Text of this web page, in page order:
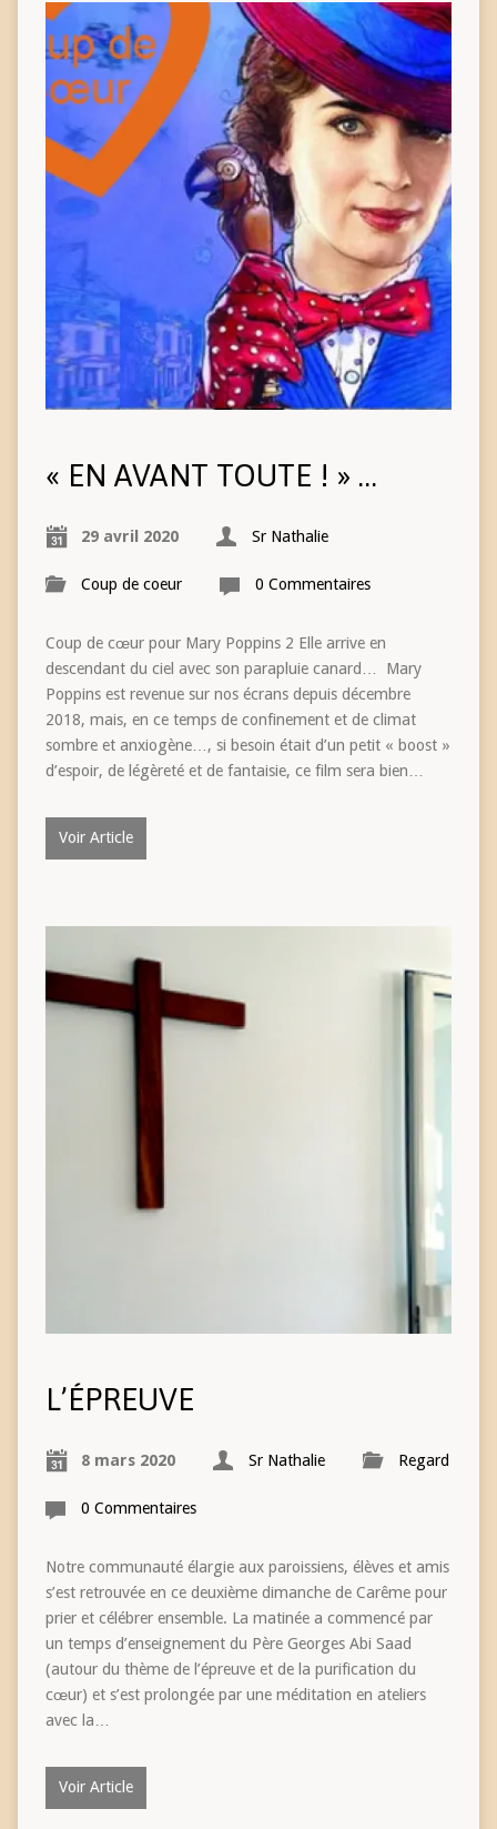
« EN AVANT TOUTE ! » …
29 avril 2020 Sr Nathalie
Coup de coeur 0 Commentaires
Coup de cœur pour Mary Poppins 2 Elle arrive en
descendant du ciel avec son parapluie canard… Mary
Poppins est revenue sur nos écrans depuis décembre
2018, mais, en ce temps de confinement et de climat
sombre et anxiogène…, si besoin était d’un petit « boost »
d’espoir, de légèreté et de fantaisie, ce film sera bien…
Voir Article
L’ÉPREUVE
8 mars 2020 Sr Nathalie Regard
0 Commentaires
Notre communauté élargie aux paroissiens, élèves et amis
s’est retrouvée en ce deuxième dimanche de Carême pour
prier et célébrer ensemble. La matinée a commencé par
un temps d’enseignement du Père Georges Abi Saad
(autour du thème de l’épreuve et de la purification du
cœur) et s’est prolongée par une méditation en ateliers
avec la…
Voir Article